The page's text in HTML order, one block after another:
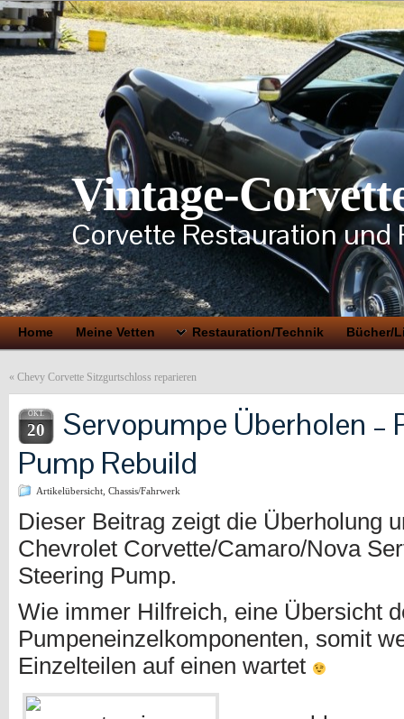
Vintage-
Corvette Restauration und
Home Meine Vetten Restauration/Technik Bücher/
« Chevy Corvette Sitzgurtschloss reparieren
OKT.
20
Servopumpe Überholen –
Pump Rebuild
Artikelübersicht Chassis/Fahrwerk
Dieser Beitrag zeigt die Überholung
Chevrolet Corvette/Camaro/Nova
Steering Pump.
Wie immer Hilfreich, eine Übersicht
Pumpeneinzelkomponenten, somit
Einzelteilen auf einen wartet